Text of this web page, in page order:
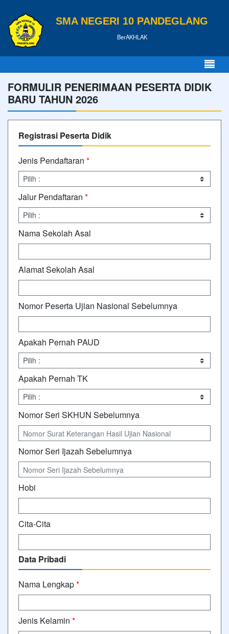
SMA NEGERI 10 PANDEGLANG
BerAKHLAK
FORMULIR PENERIMAAN PESERTA DIDIK
BARU TAHUN 2026
Registrasi Peserta Didik
Jenis Pendaftaran *
Jalur Pendaftaran *
Nama Sekolah Asal
Alamat Sekolah Asal
Nomor Peserta Ujian Nasional Sebelumnya
Apakah Pernah PAUD
Apakah Pernah TK
Nomor Seri SKHUN Sebelumnya
Nomor Seri Ijazah Sebelumnya
Hobi
Cita-Cita
Data Pribadi
Nama Lengkap*
Jenis Kelamin *